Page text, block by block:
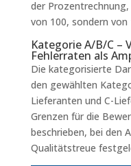
der
von 100, sondern
Kategorie A/B/C –
Fehlerraten als
Die kategorisierte
den gewählten
Lieferanten und C-
Grenzen für die
beschrieben, bei den
Qualitätstreue